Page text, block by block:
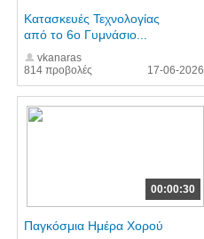
814 προβολές
Κατασκευές Τεχνολογίας
από το 6ο Γυμνάσιο...
vkanaras
17-06-2026
00:00:30
Παγκόσμια Ημέρα Χορού